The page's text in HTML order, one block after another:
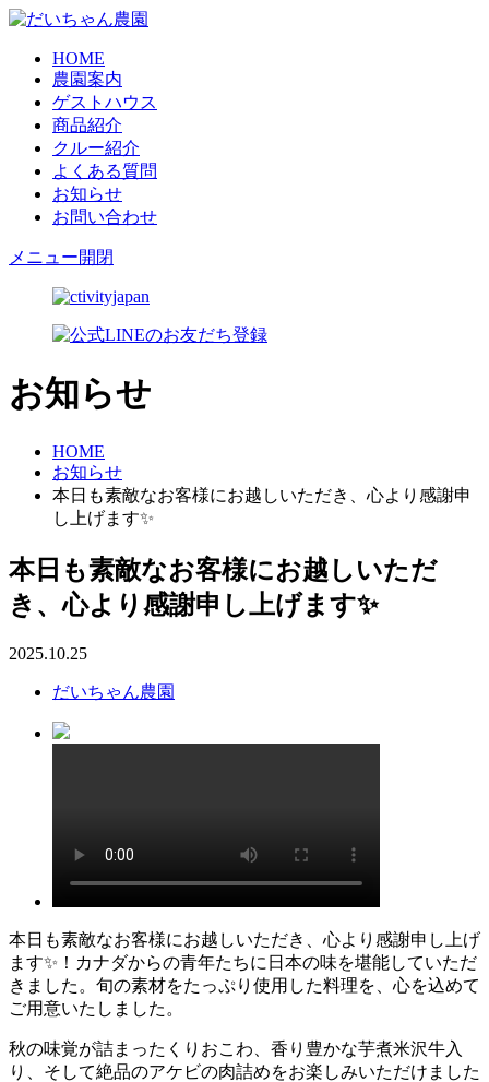
HOME
農園案内
ゲストハウス
商品紹介
クルー紹介
よくある質問
お知らせ
お問い合わせ
メニュー開閉
お知らせ
HOME
お知らせ
本日も素敵なお客様にお越しいただき、心より感謝申
し上げます✨
本日も素敵なお客様にお越しいただ
き、心より感謝申し上げます✨
2025.10.25
だいちゃん農園
本日も素敵なお客様にお越しいただき、心より感謝申し上げ
ます✨！カナダからの青年たちに日本の味を堪能していただ
きました。旬の素材をたっぷり使用した料理を、心を込めて
ご用意いたしました。
秋の味覚が詰まったくりおこわ、香り豊かな芋煮米沢牛入
り、そして絶品のアケビの肉詰めをお楽しみいただけました